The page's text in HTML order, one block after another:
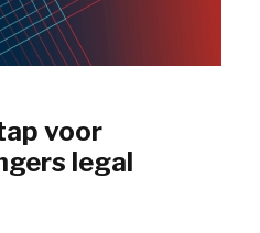
voor
legal